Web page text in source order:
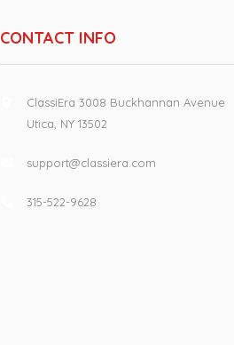
CONTACT INFO
ClassiEra 3008 Buckhannan Avenue
Utica, NY 13502
support@classiera.com
315-522-9628